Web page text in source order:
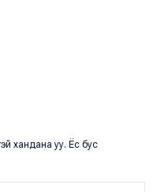
хандана уу. Ёс бус